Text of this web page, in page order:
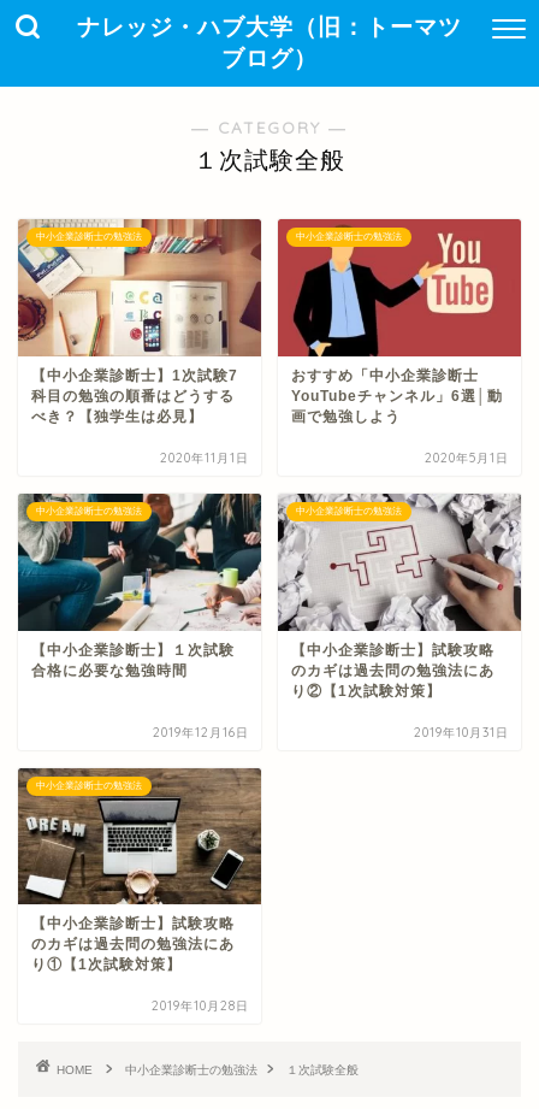
ナレッジ・ハブ大学（旧：トーマツ
ブログ）
― CATEGORY ―
１次試験全般
中小企業診断士の勉強法
【中小企業診断士】1次試験7
科目の勉強の順番はどうする
べき？【独学生は必見】
2020年11月1日
中小企業診断士の勉強法
おすすめ「中小企業診断士
YouTubeチャンネル」6選│動
画で勉強しよう
2020年5月1日
中小企業診断士の勉強法
【中小企業診断士】１次試験
合格に必要な勉強時間
2019年12月16日
中小企業診断士の勉強法
【中小企業診断士】試験攻略
のカギは過去問の勉強法にあ
り②【1次試験対策】
2019年10月31日
中小企業診断士の勉強法
【中小企業診断士】試験攻略
のカギは過去問の勉強法にあ
り①【1次試験対策】
2019年10月28日
HOME 中小企業診断士の勉強法 １次試験全般